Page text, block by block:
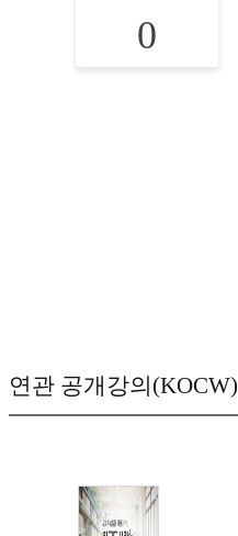
0
연관 공개강의(KOCW)